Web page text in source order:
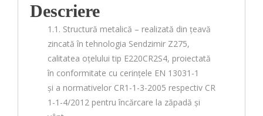
Descriere
1.1. Structură metalică – realizată din țeavă
zincată în tehnologia Sendzimir Z275,
calitatea oțelului tip E220CR2S4, proiectată
în conformitate cu cerințele EN 13031-1
și a normativelor CR1-1-3-2005 respectiv CR
1-1-4/2012 pentru încărcare la zăpadă și